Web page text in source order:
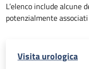
L’elenco include alcune
potenzialmente
Visita urologica